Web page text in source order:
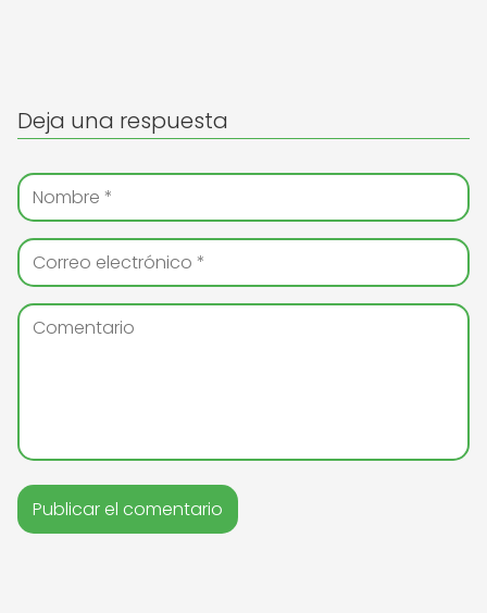
Deja una respuesta